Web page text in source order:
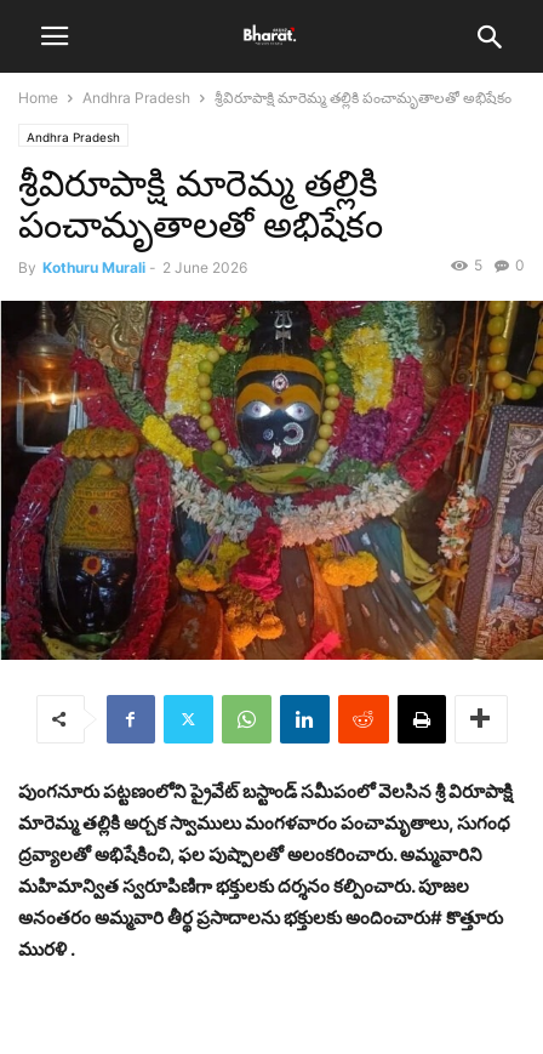
Home Andhra Pradesh శ్రీవిరూపాక్షి మారెమ్మ తల్లికి పంచామృతాలతో అభిషేకం
Andhra Pradesh
శ్రీవిరూపాక్షి మారెమ్మ తల్లికి
పంచామృతాలతో అభిషేకం
By Kothuru Murali - 2 June 2026 0
5
పుంగనూరు పట్టణంలోని ప్రైవేట్ బస్టాండ్ సమీపంలో వెలసిన శ్రీ విరూపాక్షి
మారెమ్మ తల్లికి అర్చక స్వాములు మంగళవారం పంచామృతాలు, సుగంధ
ద్రవ్యాలతో అభిషేకించి, ఫల పుష్పాలతో అలంకరించారు. అమ్మవారిని
మహిమాన్విత స్వరూపిణిగా భక్తులకు దర్శనం కల్పించారు. పూజల
అనంతరం అమ్మవారి తీర్థ ప్రసాదాలను భక్తులకు అందించారు# కొత్తూరు
మురళి .